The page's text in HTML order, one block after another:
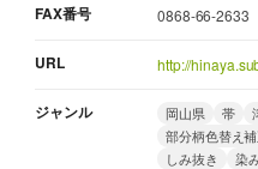
FAX番号 0868-66-2633
URL http://
ジャンル 岡山県 帯
部分柄色替え
しみ抜き
染